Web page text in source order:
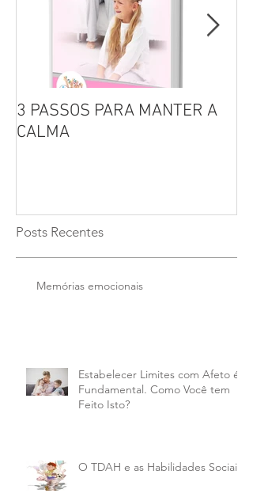
3 PASSOS PARA MANTER A
CALMA
Posts Recentes
Memórias emocionais
Estabelecer Limites com Afeto é
Fundamental. Como Você tem
Feito Isto?
O TDAH e as Habilidades Sociais